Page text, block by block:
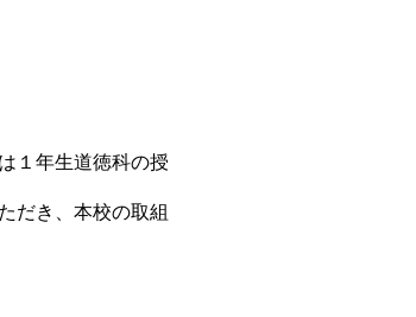
１年生道徳科の授
だき、本校の取組